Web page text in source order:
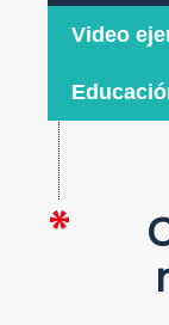
Video